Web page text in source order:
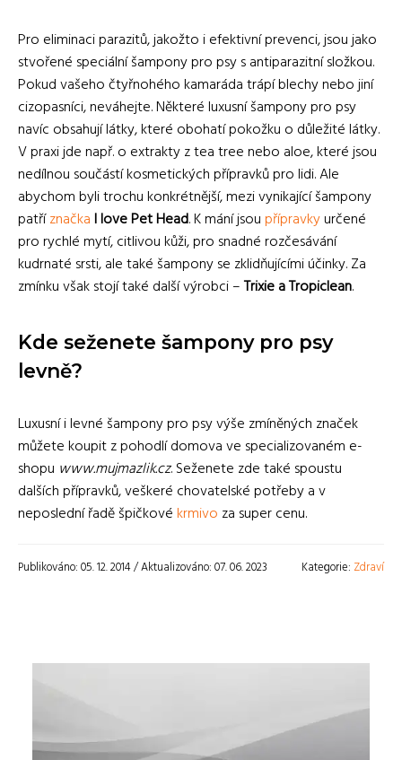
Pro eliminaci parazitů, jakožto i efektivní prevenci, jsou jako
stvořené speciální šampony pro psy s antiparazitní složkou.
Pokud vašeho čtyřnohého kamaráda trápí blechy nebo jiní
cizopasníci, neváhejte. Některé luxusní šampony pro psy
navíc obsahují látky, které obohatí pokožku o důležité látky.
V praxi jde např. o extrakty z tea tree nebo aloe, které jsou
nedílnou součástí kosmetických přípravků pro lidi. Ale
abychom byli trochu konkrétnější, mezi vynikající šampony
patříznačkaI love Pet Head. K mání jsoupřípravkyurčené
pro rychlé mytí, citlivou kůži, pro snadné rozčesávání
kudrnaté srsti, ale také šampony se zklidňujícími účinky. Za
zmínku však stojí také další výrobci –Trixie a Tropiclean.
Kde seženete šampony pro psy
levně?
Luxusní i levné šampony pro psy výše zmíněných značek
můžete koupit z pohodlí domova ve specializovaném e-
shopu www.mujmazlik.cz. Seženete zde také spoustu
dalších přípravků, veškeré chovatelské potřeby a v
neposlední řadě špičkovékrmivo za super cenu.
Publikováno: 05. 12. 2014 / Aktualizováno: 07. 06. 2023 Kategorie: Zdraví